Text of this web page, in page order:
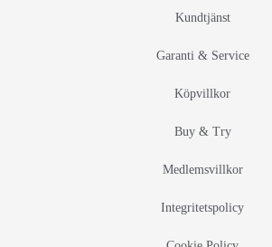
Kundtjänst
Garanti & Service
Köpvillkor
Buy & Try
Medlemsvillkor
Integritetspolicy